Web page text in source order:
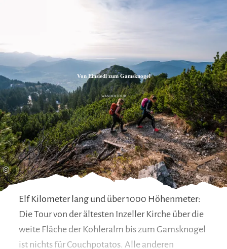
Zum
Zur
Zum
©
Von Einsiedl zum Gamsknogel
WANDERTOUR
Elf Kilometer lang und über 1000 Höhenmeter:
Die Tour von der ältesten Inzeller Kirche über die
weite Fläche der Kohleralm bis zum Gamsknogel
ist nichts für Couchpotatos. Alle anderen